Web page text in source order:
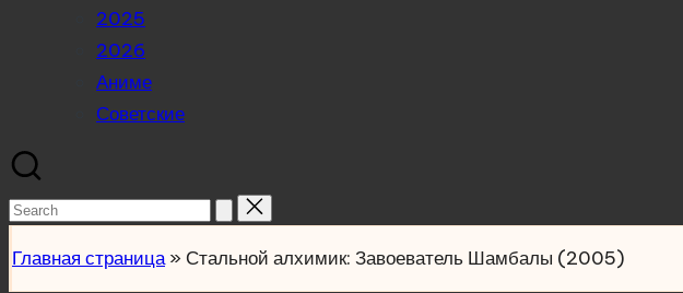
2025
2026
Аниме
Советские
Search
Главная страница» Стальной алхимик: Завоеватель Шамбалы (2005)